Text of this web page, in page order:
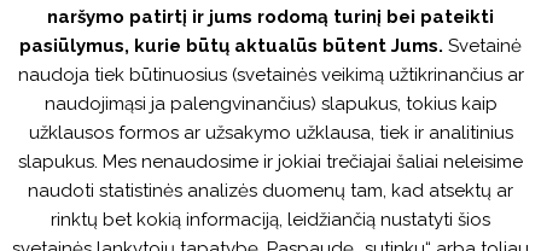
4V
Antistatinis
Taip
Atsparus vandeniui
Taip
Tinka šildomoms grindims
naršymo patirtį ir jums rodomą turinį bei pateikti
pasiūlymus, kurie būtų aktualūs būtent Jums. Svetainė
naudoja tiek būtinuosius (svetainės veikimą užtikrinančius ar
naudojimąsi ja palengvinančius) slapukus, tokius kaip
užklausos formos ar užsakymo užklausa, tiek ir analitinius
slapukus. Mes nenaudosime ir jokiai trečiajai šaliai neleisime
naudoti statistinės analizės duomenų tam, kad atsektų ar
rinktų bet kokią informaciją, leidžiančią nustatyti šios